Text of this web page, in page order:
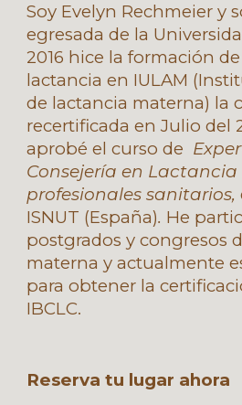
Soy Evelyn Rechmeier y
egresada de la
2016 hice la formación
lactancia en IULAM
de lactancia materna) la
recertificada en Julio del
aprobé el curso de
Consejería en
profesionales sanitarios,
ISNUT (España). He
postgrados y congresos
materna y actualmente
para obtener la
IBCLC.
Reserva tu lugar ahora